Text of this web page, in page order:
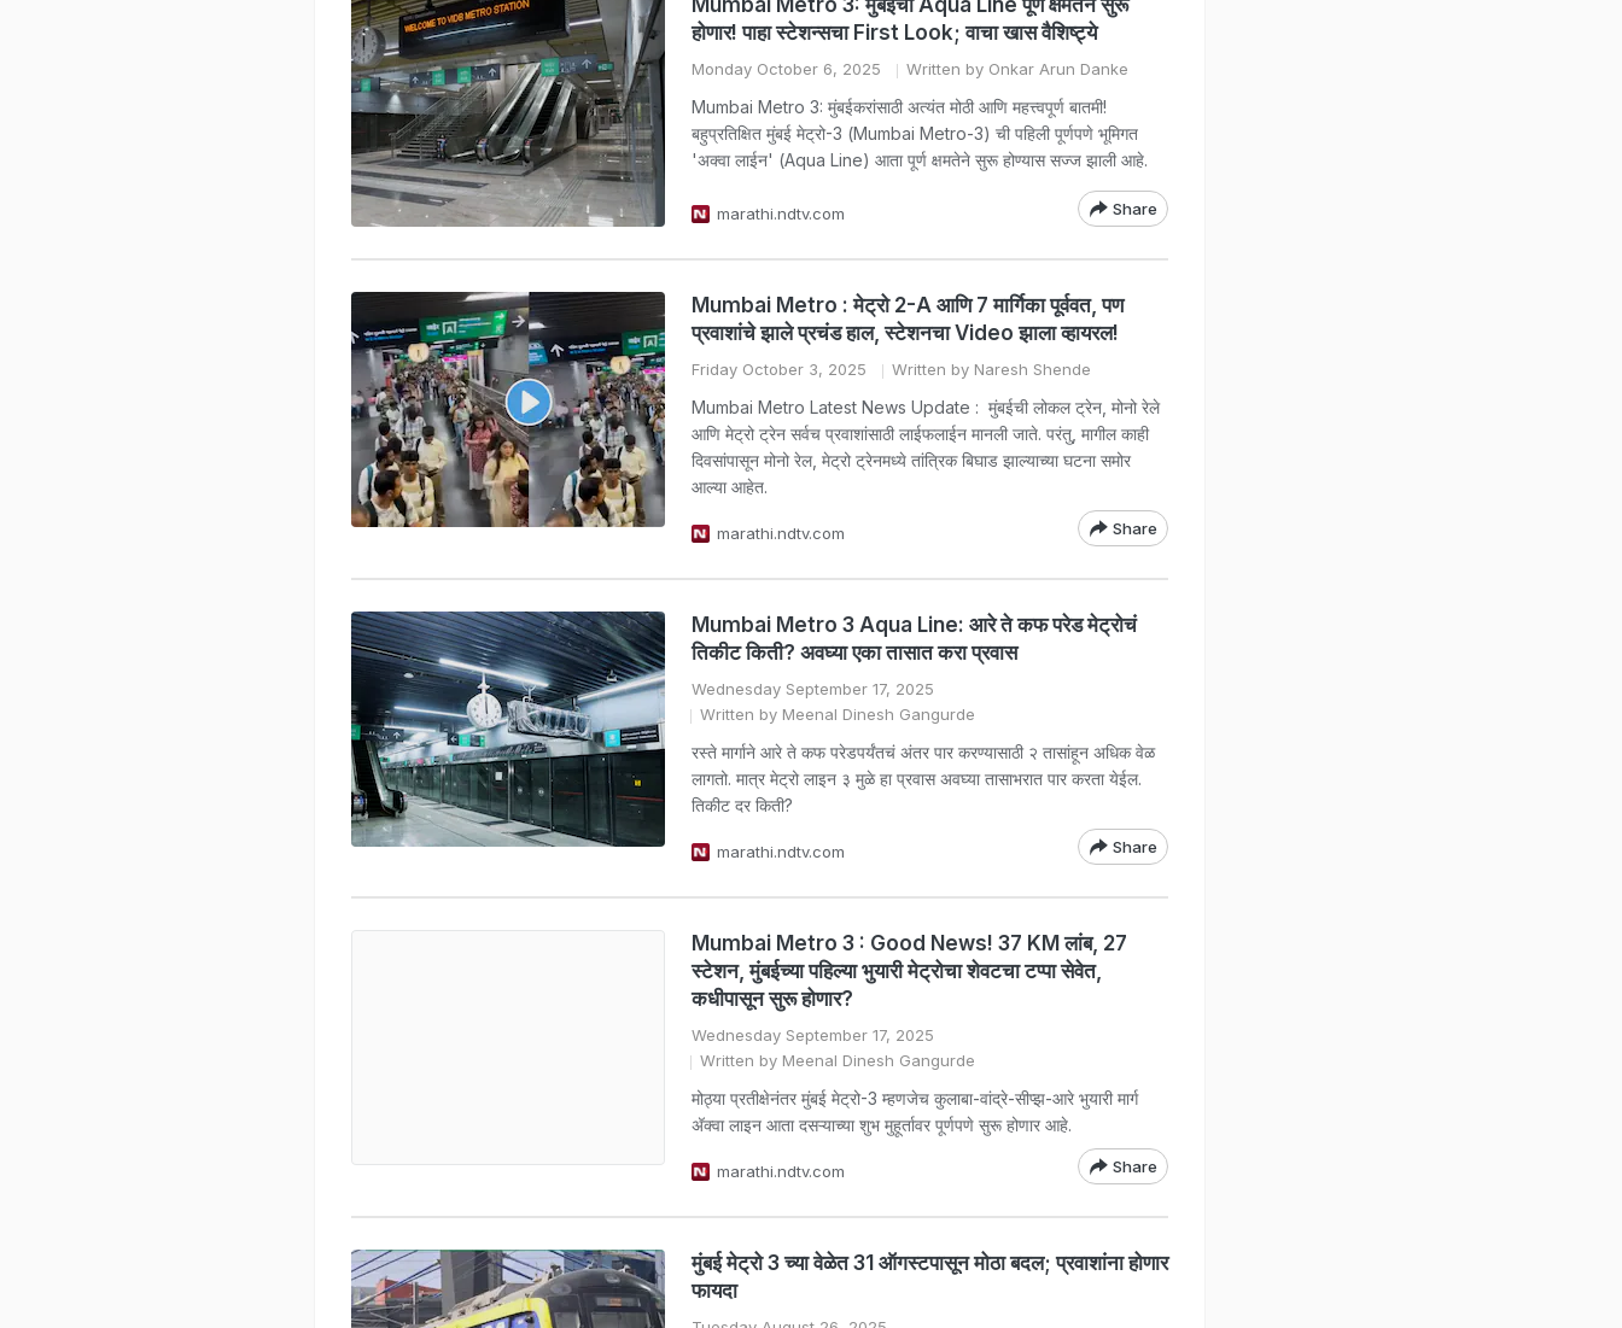
Mumbai Metro 3: मुंबईची Aqua Line पूर्ण क्षमतेने सुरू
होणार! पाहा स्टेशन्सचा First Look; वाचा खास वैशिष्ट्ये
Monday October 6, 2025 Written by Onkar Arun Danke
Mumbai Metro 3: मुंबईकरांसाठी अत्यंत मोठी आणि महत्त्वपूर्ण बातमी!
बहुप्रतिक्षित मुंबई मेट्रो-3 (Mumbai Metro-3) ची पहिली पूर्णपणे भूमिगत
'अक्वा लाईन' (Aqua Line) आता पूर्ण क्षमतेने सुरू होण्यास सज्ज झाली आहे.
marathi.ndtv.com Share
Mumbai Metro : मेट्रो 2-A आणि 7 मार्गिका पूर्ववत, पण
प्रवाशांचे झाले प्रचंड हाल, स्टेशनचा Video झाला व्हायरल!
Friday October 3, 2025 Written by Naresh Shende
Mumbai Metro Latest News Update : मुंबईची लोकल ट्रेन, मोनो रेले
आणि मेट्रो ट्रेन सर्वच प्रवाशांसाठी लाईफलाईन मानली जाते. परंतु, मागील काही
दिवसांपासून मोनो रेल, मेट्रो ट्रेनमध्ये तांत्रिक बिघाड झाल्याच्या घटना समोर
आल्या आहेत.
marathi.ndtv.com Share
Mumbai Metro 3 Aqua Line: आरे ते कफ परेड मेट्रोचं
तिकीट किती? अवघ्या एका तासात करा प्रवास
Wednesday September 17, 2025
Written by Meenal Dinesh Gangurde
रस्ते मार्गाने आरे ते कफ परेडपर्यंतचं अंतर पार करण्यासाठी २ तासांहून अधिक वेळ
लागतो. मात्र मेट्रो लाइन ३ मुळे हा प्रवास अवघ्या तासाभरात पार करता येईल.
तिकीट दर किती?
marathi.ndtv.com Share
Mumbai Metro 3 : Good News! 37 KM लांब, 27
स्टेशन, मुंबईच्या पहिल्या भुयारी मेट्रोचा शेवटचा टप्पा सेवेत,
कधीपासून सुरू होणार?
Wednesday September 17, 2025
Written by Meenal Dinesh Gangurde
मोठ्या प्रतीक्षेनंतर मुंबई मेट्रो-3 म्हणजेच कुलाबा-वांद्रे-सीप्झ-आरे भुयारी मार्ग
अ‍ॅक्वा लाइन आता दसऱ्याच्या शुभ मुहूर्तावर पूर्णपणे सुरू होणार आहे.
marathi.ndtv.com Share
मुंबई मेट्रो 3 च्या वेळेत 31 ऑगस्टपासून मोठा बदल; प्रवाशांना होणार
फायदा